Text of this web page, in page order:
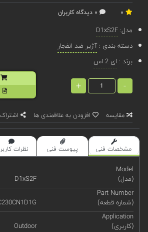
مدل:D1xS2F
دسته بندی :آژیر ضد انفجار
برند : ای 2 اس
-
+
مقایسه افزودن به علاقمندی ها
مشخصات فنی پیوست فنی نظرات
Model
(مدل)
D1xS2F
Part Number
(شماره قطعه)
Application
(کاربری)
Outdoor